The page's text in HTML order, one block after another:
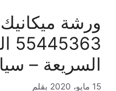
ورشة ميكانيك
السريعة –
15 مايو، 2020 بقلم